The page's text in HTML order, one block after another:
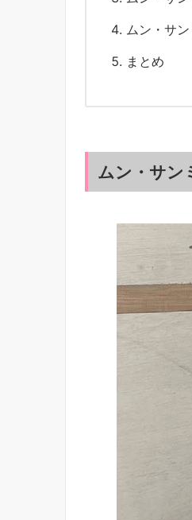
ムン・サ
まとめ
ムン・サン